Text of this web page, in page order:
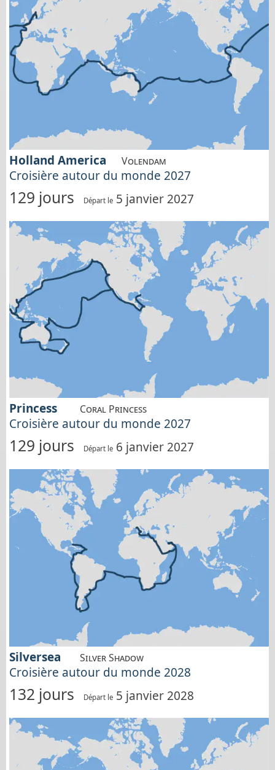
Holland America Volendam
Croisière autour du monde 2027
129 jours Départ le 5 janvier 2027
Princess Coral Princess
Croisière autour du monde 2027
129 jours Départ le 6 janvier 2027
Silversea Silver Shadow
Croisière autour du monde 2028
132 jours Départ le 5 janvier 2028